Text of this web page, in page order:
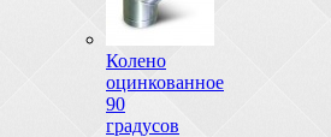
Колено
оцинкованное
90
градусов